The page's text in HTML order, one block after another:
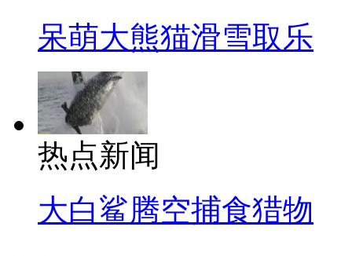
呆萌大熊猫滑雪取乐
热点新闻
大白鲨腾空捕食猎物